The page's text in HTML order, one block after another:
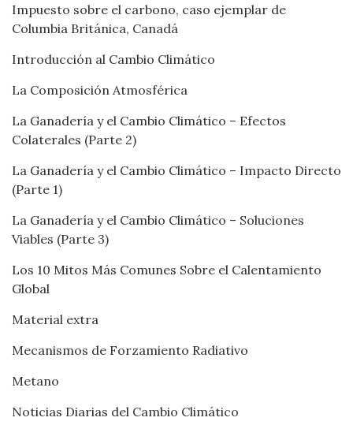
Impuesto sobre el carbono, caso ejemplar de
Columbia Británica, Canadá
Introducción al Cambio Climático
La Composición Atmosférica
La Ganadería y el Cambio Climático – Efectos
Colaterales (Parte 2)
La Ganadería y el Cambio Climático – Impacto Directo
(Parte 1)
La Ganadería y el Cambio Climático – Soluciones
Viables (Parte 3)
Los 10 Mitos Más Comunes Sobre el Calentamiento
Global
Material extra
Mecanismos de Forzamiento Radiativo
Metano
Noticias Diarias del Cambio Climático